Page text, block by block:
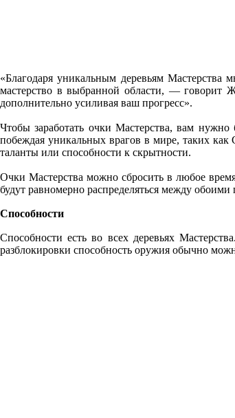
«Благодаря уникальным деревьям
мастерство в выбранной области, — говорит
дополнительно усиливая ваш прогресс».
Чтобы заработать очки Мастерства, вам
побеждая уникальных врагов в мире, таких
таланты или способности к скрытности.
Очки Мастерства можно сбросить в любое
будут равномерно распределяться между
Способности
Способности есть во всех деревьях
разблокировки способность оружия обычно